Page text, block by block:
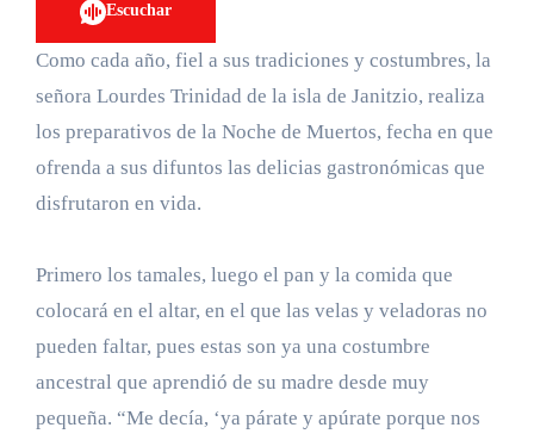
Escuchar
Como cada año, fiel a sus tradiciones y costumbres, la
señora Lourdes Trinidad de la isla de Janitzio, realiza
los preparativos de la Noche de Muertos, fecha en que
ofrenda a sus difuntos las delicias gastronómicas que
disfrutaron en vida.
Primero los tamales, luego el pan y la comida que
colocará en el altar, en el que las velas y veladoras no
pueden faltar, pues estas son ya una costumbre
ancestral que aprendió de su madre desde muy
pequeña. “Me decía, ‘ya párate y apúrate porque nos